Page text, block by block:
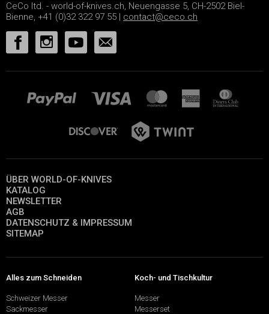
CeCo ltd. - world-of-knives.ch, Neuengasse 5, CH-2502 Biel-
Bienne, +41 (0)32 322 97 55 | contact@ceco.ch
ÜBER WORLD-OF-KNIVES
KATALOG
NEWSLETTER
AGB
DATENSCHUTZ & IMPRESSUM
SITEMAP
Alles zum Schneiden
Schweizer Messer
Sackmesser
Koch- und Tischkultur
Messer
Messerset